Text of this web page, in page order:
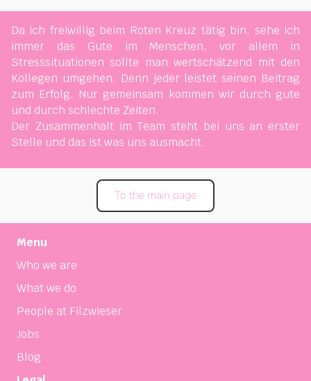
Da ich freiwillig beim Roten Kreuz tätig bin, sehe ich
immer das Gute im Menschen, vor allem in
Stresssituationen sollte man wertschätzend mit den
Kollegen umgehen. Denn jeder leistet seinen Beitrag
zum Erfolg. Nur gemeinsam kommen wir durch gute
und durch schlechte Zeiten.
Der Zusammenhalt im Team steht bei uns an erster
Stelle und das ist was uns ausmacht.
To the main page
Menu
Who we are
What we do
People at Filzwieser
Jobs
Blog